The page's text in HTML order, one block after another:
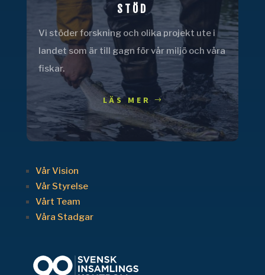
STÖD
Vi stöder forskning och olika projekt ute i
landet som är till gagn för vår miljö och våra
fiskar.
LÄS MER
Vår Vision
Vår Styrelse
Vårt Team
Våra Stadgar